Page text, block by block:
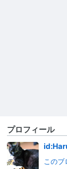
プロフィール
このブ